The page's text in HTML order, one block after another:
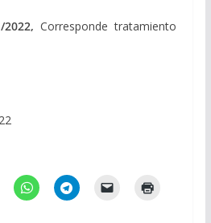
2022,Corresponde tratamiento